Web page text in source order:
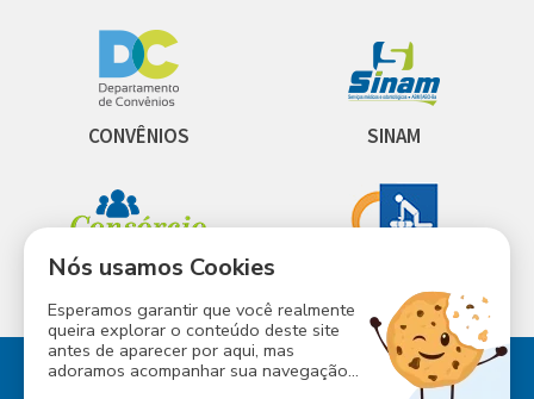
CONVÊNIOS SINAM
Nós usamos Cookies
Esperamos garantir que você realmente
queira explorar o conteúdo deste site
antes de aparecer por aqui, mas
adoramos acompanhar sua navegação...